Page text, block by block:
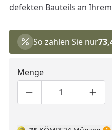
defekten Bauteils an
So zahlen Sie nur
Menge
Produktmenge um